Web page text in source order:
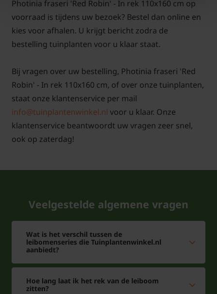
Let op!
Bij een bestelling van 3-5 stuks of meer van dit
overschreden wordt. Dit omdat het een
importproduct betreft. Mocht dit gebeuren, dan
laten we het u weten.
Photinia fraseri 'Red Robin' - In rek 110x160 cm op
voorraad is tijdens uw bezoek? Bestel dan online en
kies voor afhalen. U krijgt bericht zodra de
bestelling tuinplanten voor u klaar staat.
Bij vragen over uw bestelling, Photinia fraseri 'Red
Robin' - In rek 110x160 cm, of over onze tuinplanten,
staat onze klantenservice per mail
info@tuinplantenwinkel.nl voor u klaar. Onze
klantenservice beantwoordt uw vragen zeer snel,
ook op zaterdag!
Veelgestelde algemene vragen
Wat is het verschil tussen de
leibomenseries die Tuinplantenwinkel.nl
aanbiedt?
Hoe lang laat ik het rek van de leiboom
zitten?